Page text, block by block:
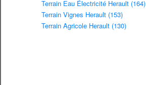
Terrain Eau Électricité Herault (164)
Terrain Vignes Herault (153)
Terrain Agricole Herault (130)